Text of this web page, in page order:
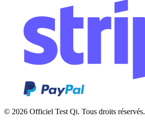
© 2026 Officiel Test Qi. Tous droits réservés.